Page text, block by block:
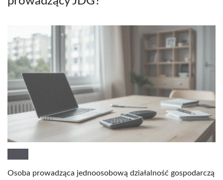
Osoba prowadząca jednoosobową działalność gospodarczą